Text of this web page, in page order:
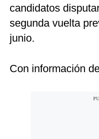
candidatos
segunda vuelta
junio.
Con información